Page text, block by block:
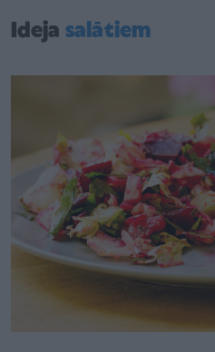
Ideja salātiem